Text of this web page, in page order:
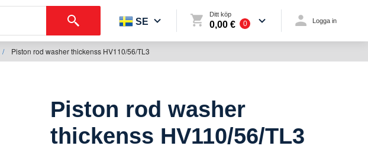
SE
Ditt köp
0,00 € 0 Logga in
/ Piston rod washer thickenss HV110/56/TL3
Piston rod washer
thickenss HV110/56/TL3